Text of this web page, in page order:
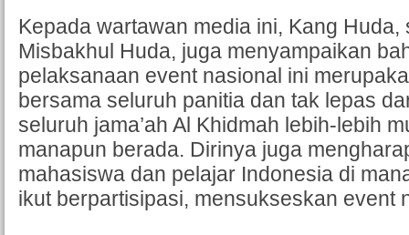
Kepada wartawan media ini, Kang Huda,
Misbakhul Huda, juga menyampaikan
pelaksanaan event nasional ini
bersama seluruh panitia dan tak lepas
seluruh jama’ah Al Khidmah lebih-lebih
manapun berada. Dirinya juga
mahasiswa dan pelajar Indonesia di
ikut berpartisipasi, mensukseskan event